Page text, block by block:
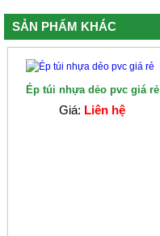
SẢN PHẨM KHÁC
Ép túi nhựa dẻo pvc giá rẻ
Giá: Liên hệ